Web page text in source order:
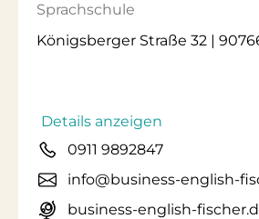
Sprachschule
Königsberger Straße 32 |
Details anzeigen
0911 9892847
info@business-english-
business-english-